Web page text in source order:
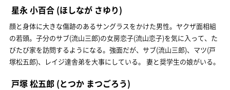
星永 小百合 (ほしなが さゆり)
顔と身体に大きな傷跡のあるサングラスをかけた男性。ヤクザ面相組
の若頭。子分のサブ(流山三郎)の女房恋子(流山恋子)を気に入って、た
びたび家を訪問するようになる。強面だが、サブ(流山三郎)、マツ(戸
塚松五郎)、レイジ達舎弟を大事にしている。 妻と奨学生の娘がいる。
戸塚 松五郎 (とつか まつごろう)